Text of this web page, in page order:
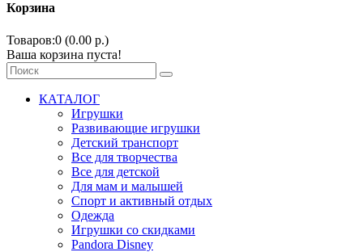
Корзина
Товаров:0 (0.00 р.)
Ваша корзина пуста!
КАТАЛОГ
Игрушки
Развивающие игрушки
Детский транспорт
Все для творчества
Все для детской
Для мам и малышей
Спорт и активный отдых
Одежда
Игрушки со скидками
Pandora Disney